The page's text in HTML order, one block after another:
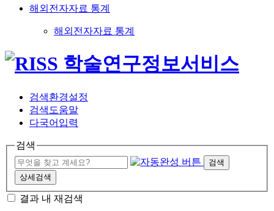
해외전자자료 통계
해외전자자료 통계
검색환경설정
검색도움말
다국어입력
검색
검색
상세검색
결과 내 재검색